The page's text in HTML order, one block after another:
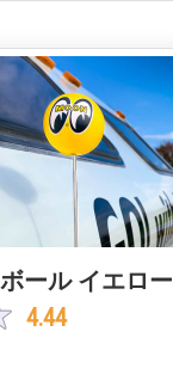
ール イエロー
4.44